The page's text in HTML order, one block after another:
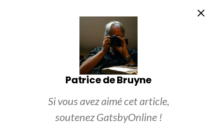
Patrice de Bruyne
Si vous avez aimé cet article,
soutenez GatsbyOnline !